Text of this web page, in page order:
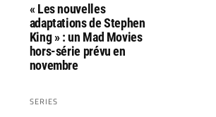
« Les nouvelles
adaptations de Stephen
King » : un Mad Movies
hors-série prévu en
novembre
SERIES